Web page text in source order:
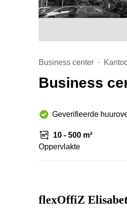
Business center
Business
Geverifieerde
10 - 500 m²
Oppervlakte
flexOffiZ